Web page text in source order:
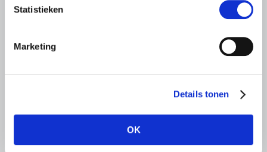
Statistieken
Marketing
Details tonen
OK